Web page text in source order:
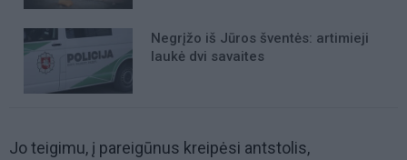
Negrįžo iš Jūros šventės: artimieji
laukė dvi savaites
Jo teigimu, į pareigūnus kreipėsi antstolis,